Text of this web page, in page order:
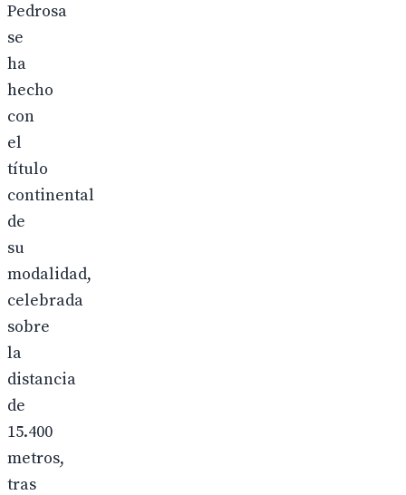
Pedrosa
se
ha
hecho
con
el
título
continental
de
su
modalidad,
celebrada
sobre
la
distancia
de
15.400
metros,
tras